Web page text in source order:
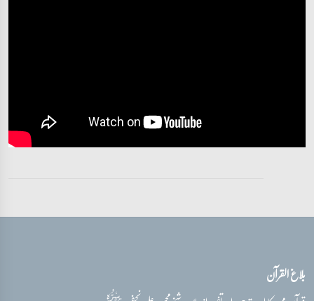
تفسیر قرآن سورہ ‎الكهف
بلاغ القرآن